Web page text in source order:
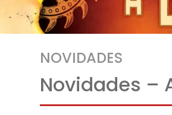
NOVIDADES
Novidades –